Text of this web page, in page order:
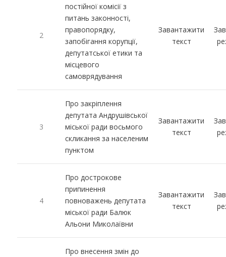
2
постійної комісії з
питань законності,
правопорядку,
запобігання корупції,
депутатської етики та
місцевого
самоврядування
Завантажити
текст
3
Про закріплення
депутата Андрушівської
міської ради восьмого
скликання за населеним
пунктом
Завантажити
текст
4
Про дострокове
припинення
повноважень депутата
міської ради Балюк
Альони Миколаївни
Завантажити
текст
Про внесення змін до